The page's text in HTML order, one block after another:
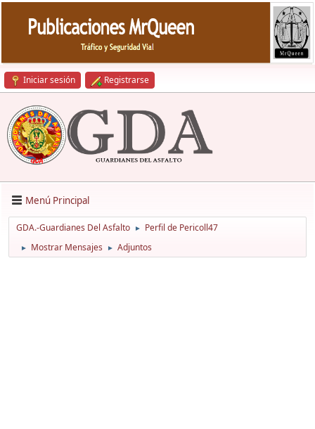
Iniciar sesión Registrarse
Menú Principal
GDA.-Guardianes Del Asfalto ► Perfil de Pericoll47
► Mostrar Mensajes ► Adjuntos